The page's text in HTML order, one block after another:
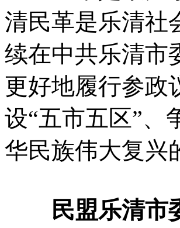
清民革是乐清社
续在中共乐清市
更好地履行参政
设“五市五区”、
华民族伟大复兴
民盟乐清市